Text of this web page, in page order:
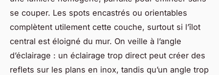
se couper. Les spots encastrés ou orientables
complètent utilement cette couche, surtout si l’îlot
central est éloigné du mur. On veille à l’angle
d’éclairage : un éclairage trop direct peut créer des
reflets sur les plans en inox, tandis qu’un angle trop